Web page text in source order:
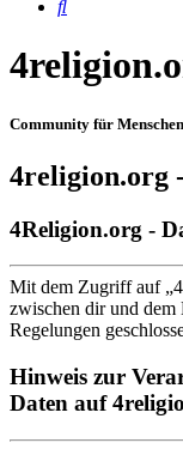
Suche
Community für
4religion.org
4Religion.org -
Mit dem Zugriff auf
zwischen dir und dem
Regelungen
Hinweis zur
Daten auf